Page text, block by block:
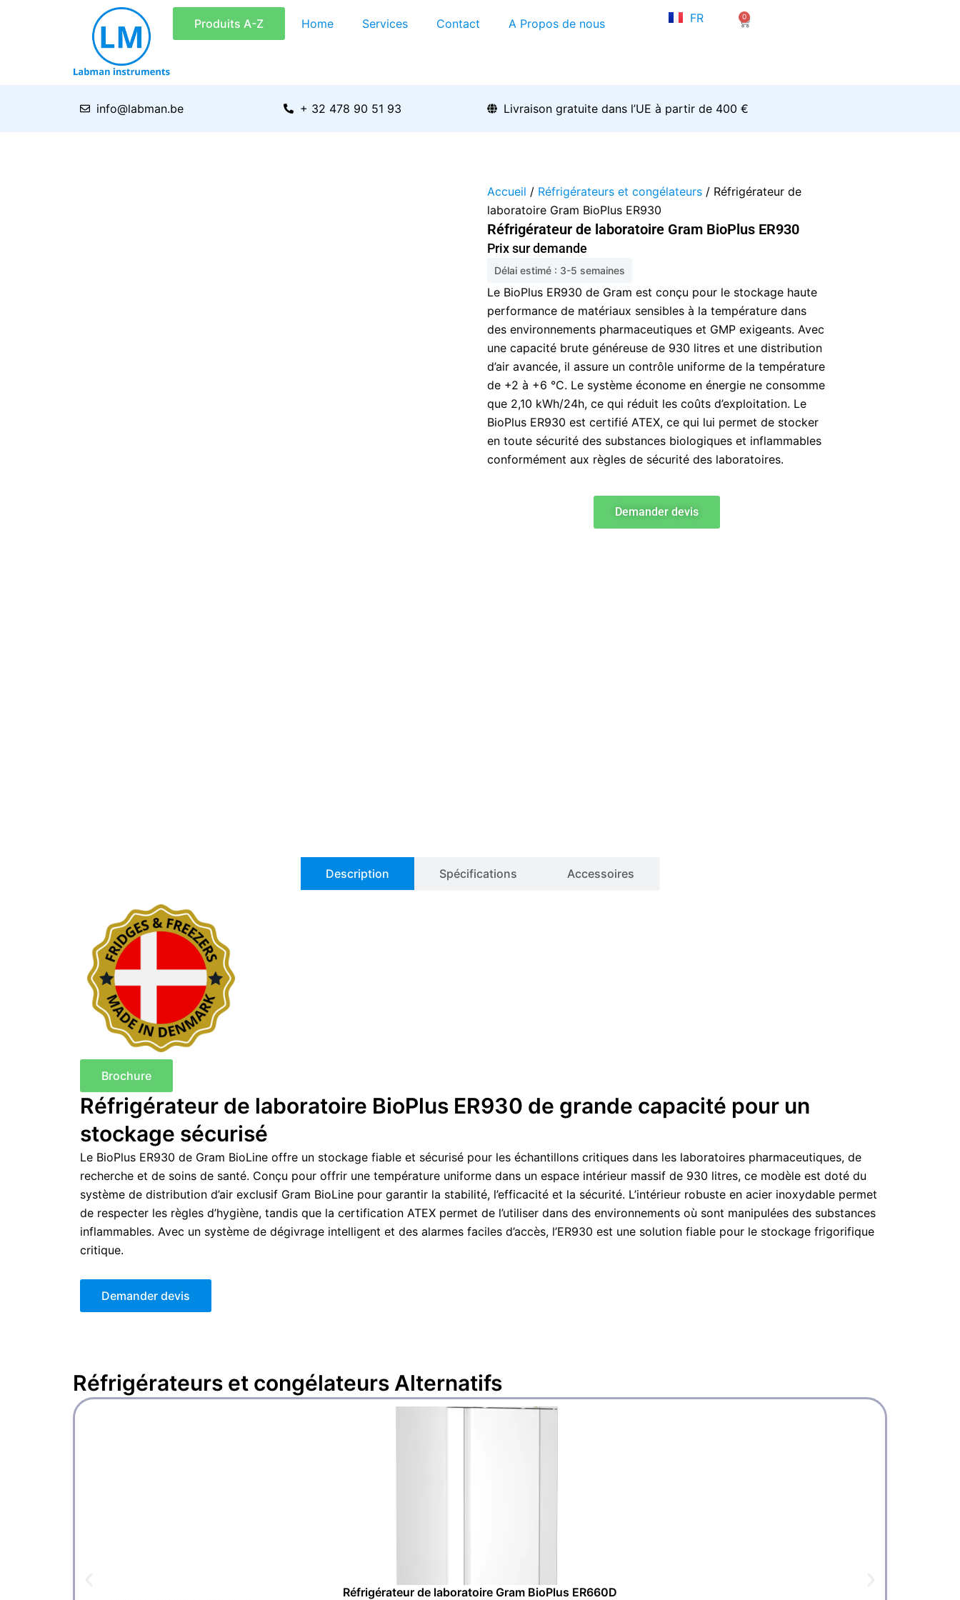
Produits A-Z Home Services Contact A Propos de nous FR
EN
0
Panier
info@labman.be + 32 478 90 51 93 Livraison gratuite dans l’UE à partir de 400 €
Accueil / Réfrigérateurs et congélateurs / Réfrigérateur de
laboratoire Gram BioPlus ER930
Réfrigérateur de laboratoire Gram BioPlus ER930
Prix sur demande
Délai estimé : 3-5 semaines
Le BioPlus ER930 de Gram est conçu pour le stockage haute
performance de matériaux sensibles à la température dans
des environnements pharmaceutiques et GMP exigeants. Avec
une capacité brute généreuse de 930 litres et une distribution
d’air avancée, il assure un contrôle uniforme de la température
de +2 à +6 °C. Le système économe en énergie ne consomme
que 2,10 kWh/24h, ce qui réduit les coûts d’exploitation. Le
BioPlus ER930 est certifié ATEX, ce qui lui permet de stocker
en toute sécurité des substances biologiques et inflammables
conformément aux règles de sécurité des laboratoires.
Demander devis
Description Spécifications Accessoires
Brochure
Réfrigérateur de laboratoire BioPlus ER930 de grande capacité pour un
stockage sécurisé
Le BioPlus ER930 de Gram BioLine offre un stockage fiable et sécurisé pour les échantillons critiques dans les laboratoires pharmaceutiques, de
recherche et de soins de santé. Conçu pour offrir une température uniforme dans un espace intérieur massif de 930 litres, ce modèle est doté du
système de distribution d’air exclusif Gram BioLine pour garantir la stabilité, l’efficacité et la sécurité. L’intérieur robuste en acier inoxydable permet
de respecter les règles d’hygiène, tandis que la certification ATEX permet de l’utiliser dans des environnements où sont manipulées des substances
inflammables. Avec un système de dégivrage intelligent et des alarmes faciles d’accès, l’ER930 est une solution fiable pour le stockage frigorifique
critique.
Demander devis
Réfrigérateurs et congélateurs Alternatifs
Réfrigérateur de laboratoire Gram BioPlus ER660D